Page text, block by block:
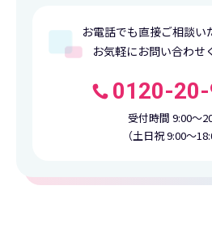
お電話でも直接ご相談い
お気軽にお問い合わせ
0120-20-
受付時間 9:00〜
（土日祝 9:00〜